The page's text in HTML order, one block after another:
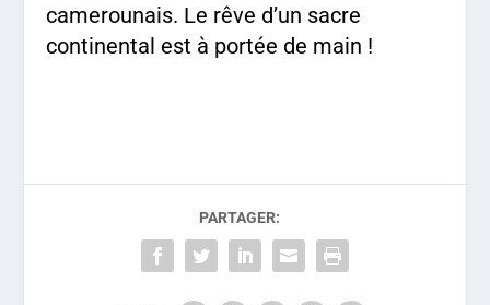
camerounais. Le rêve d’un sacre
continental est à portée de main !
PARTAGER: